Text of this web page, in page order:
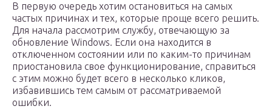
В первую очередь хотим остановиться на самых
частых причинах и тех, которые проще всего решить.
Для начала рассмотрим службу, отвечающую за
обновление Windows. Если она находится в
отключенном состоянии или по каким-то причинам
приостановила свое функционирование, справиться
с этим можно будет всего в несколько кликов,
избавившись тем самым от рассматриваемой
ошибки.